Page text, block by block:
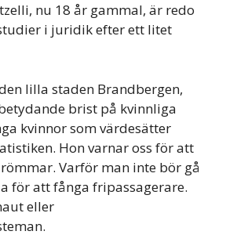
nu 18 år gammal, är redo
i juridik efter ett litet
lilla staden Brandbergen,
brist på kvinnliga
kvinnor som värdesätter
Hon varnar oss för att
Varför man inte bör gå
för att fånga fripassagerare.
eller